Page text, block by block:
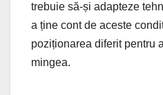
trebuie să-și adapteze
a ține cont de aceste
poziționarea diferit pentru
mingea.